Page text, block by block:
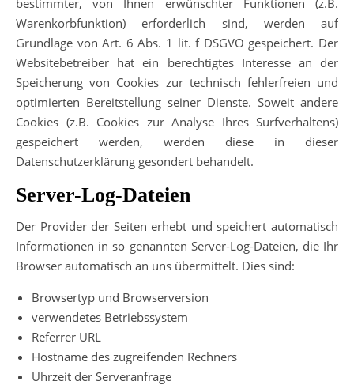
bestimmter, von Ihnen erwünschter Funktionen (z.B.
Warenkorbfunktion) erforderlich sind, werden auf
Grundlage von Art. 6 Abs. 1 lit. f DSGVO gespeichert. Der
Websitebetreiber hat ein berechtigtes Interesse an der
Speicherung von Cookies zur technisch fehlerfreien und
optimierten Bereitstellung seiner Dienste. Soweit andere
Cookies (z.B. Cookies zur Analyse Ihres Surfverhaltens)
gespeichert werden, werden diese in dieser
Datenschutzerklärung gesondert behandelt.
Server-Log-Dateien
Der Provider der Seiten erhebt und speichert automatisch
Informationen in so genannten Server-Log-Dateien, die Ihr
Browser automatisch an uns übermittelt. Dies sind:
Browsertyp und Browserversion
verwendetes Betriebssystem
Referrer URL
Hostname des zugreifenden Rechners
Uhrzeit der Serveranfrage